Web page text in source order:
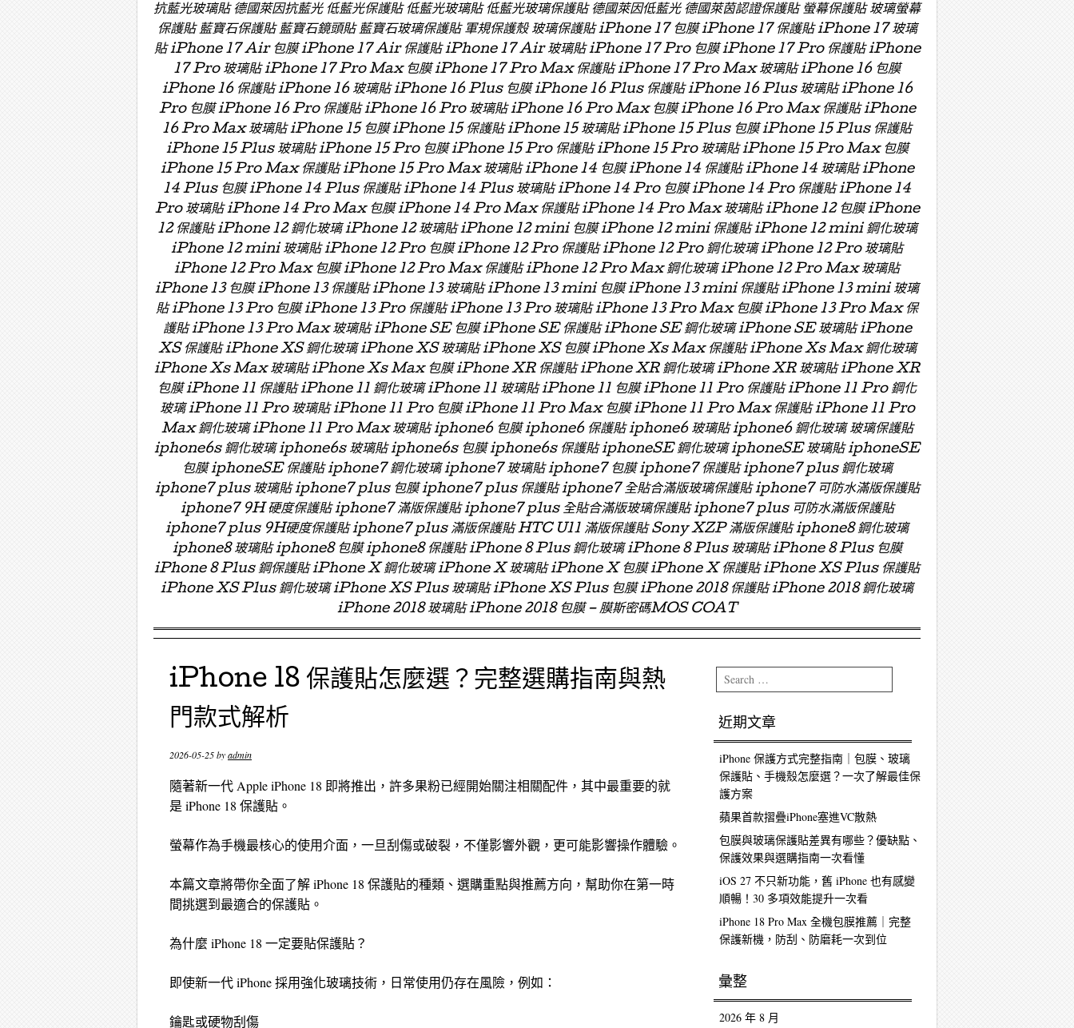
抗藍光玻璃貼 德國萊因抗藍光 低藍光保護貼 低藍光玻璃貼 低藍光玻璃保護貼 德國萊因低藍光 德國萊茵認證保護貼 螢幕保護貼 玻璃螢幕
保護貼 藍寶石保護貼 藍寶石鏡頭貼 藍寶石玻璃保護貼 軍規保護殼 玻璃保護貼 iPhone 17 包膜 iPhone 17 保護貼 iPhone 17 玻璃
貼 iPhone 17 Air 包膜 iPhone 17 Air 保護貼 iPhone 17 Air 玻璃貼 iPhone 17 Pro 包膜 iPhone 17 Pro 保護貼 iPhone
17 Pro 玻璃貼 iPhone 17 Pro Max 包膜 iPhone 17 Pro Max 保護貼 iPhone 17 Pro Max 玻璃貼 iPhone 16 包膜
iPhone 16 保護貼 iPhone 16 玻璃貼 iPhone 16 Plus 包膜 iPhone 16 Plus 保護貼 iPhone 16 Plus 玻璃貼 iPhone 16
Pro 包膜 iPhone 16 Pro 保護貼 iPhone 16 Pro 玻璃貼 iPhone 16 Pro Max 包膜 iPhone 16 Pro Max 保護貼 iPhone
16 Pro Max 玻璃貼 iPhone 15 包膜 iPhone 15 保護貼 iPhone 15 玻璃貼 iPhone 15 Plus 包膜 iPhone 15 Plus 保護貼
iPhone 15 Plus 玻璃貼 iPhone 15 Pro 包膜 iPhone 15 Pro 保護貼 iPhone 15 Pro 玻璃貼 iPhone 15 Pro Max 包膜
iPhone 15 Pro Max 保護貼 iPhone 15 Pro Max 玻璃貼 iPhone 14 包膜 iPhone 14 保護貼 iPhone 14 玻璃貼 iPhone
14 Plus 包膜 iPhone 14 Plus 保護貼 iPhone 14 Plus 玻璃貼 iPhone 14 Pro 包膜 iPhone 14 Pro 保護貼 iPhone 14
Pro 玻璃貼 iPhone 14 Pro Max 包膜 iPhone 14 Pro Max 保護貼 iPhone 14 Pro Max 玻璃貼 iPhone 12 包膜 iPhone
12 保護貼 iPhone 12 鋼化玻璃 iPhone 12 玻璃貼 iPhone 12 mini 包膜 iPhone 12 mini 保護貼 iPhone 12 mini 鋼化玻璃
iPhone 12 mini 玻璃貼 iPhone 12 Pro 包膜 iPhone 12 Pro 保護貼 iPhone 12 Pro 鋼化玻璃 iPhone 12 Pro 玻璃貼
iPhone 12 Pro Max 包膜 iPhone 12 Pro Max 保護貼 iPhone 12 Pro Max 鋼化玻璃 iPhone 12 Pro Max 玻璃貼
iPhone 13 包膜 iPhone 13 保護貼 iPhone 13 玻璃貼 iPhone 13 mini 包膜 iPhone 13 mini 保護貼 iPhone 13 mini 玻璃
貼 iPhone 13 Pro 包膜 iPhone 13 Pro 保護貼 iPhone 13 Pro 玻璃貼 iPhone 13 Pro Max 包膜 iPhone 13 Pro Max 保
護貼 iPhone 13 Pro Max 玻璃貼 iPhone SE 包膜 iPhone SE 保護貼 iPhone SE 鋼化玻璃 iPhone SE 玻璃貼 iPhone
XS 保護貼 iPhone XS 鋼化玻璃 iPhone XS 玻璃貼 iPhone XS 包膜 iPhone Xs Max 保護貼 iPhone Xs Max 鋼化玻璃
iPhone Xs Max 玻璃貼 iPhone Xs Max 包膜 iPhone XR 保護貼 iPhone XR 鋼化玻璃 iPhone XR 玻璃貼 iPhone XR
包膜 iPhone 11 保護貼 iPhone 11 鋼化玻璃 iPhone 11 玻璃貼 iPhone 11 包膜 iPhone 11 Pro 保護貼 iPhone 11 Pro 鋼化
玻璃 iPhone 11 Pro 玻璃貼 iPhone 11 Pro 包膜 iPhone 11 Pro Max 包膜 iPhone 11 Pro Max 保護貼 iPhone 11 Pro
Max 鋼化玻璃 iPhone 11 Pro Max 玻璃貼 iphone6 包膜 iphone6 保護貼 iphone6 玻璃貼 iphone6 鋼化玻璃 玻璃保護貼
iphone6s 鋼化玻璃 iphone6s 玻璃貼 iphone6s 包膜 iphone6s 保護貼 iphoneSE 鋼化玻璃 iphoneSE 玻璃貼 iphoneSE
包膜 iphoneSE 保護貼 iphone7 鋼化玻璃 iphone7 玻璃貼 iphone7 包膜 iphone7 保護貼 iphone7 plus 鋼化玻璃
iphone7 plus 玻璃貼 iphone7 plus 包膜 iphone7 plus 保護貼 iphone7 全貼合滿版玻璃保護貼 iphone7 可防水滿版保護貼
iphone7 9H 硬度保護貼 iphone7 滿版保護貼 iphone7 plus 全貼合滿版玻璃保護貼 iphone7 plus 可防水滿版保護貼
iphone7 plus 9H硬度保護貼 iphone7 plus 滿版保護貼 HTC U11 滿版保護貼 Sony XZP 滿版保護貼 iphone8 鋼化玻璃
iphone8 玻璃貼 iphone8 包膜 iphone8 保護貼 iPhone 8 Plus 鋼化玻璃 iPhone 8 Plus 玻璃貼 iPhone 8 Plus 包膜
iPhone 8 Plus 鋼保護貼 iPhone X 鋼化玻璃 iPhone X 玻璃貼 iPhone X 包膜 iPhone X 保護貼 iPhone XS Plus 保護貼
iPhone XS Plus 鋼化玻璃 iPhone XS Plus 玻璃貼 iPhone XS Plus 包膜 iPhone 2018 保護貼 iPhone 2018 鋼化玻璃
iPhone 2018 玻璃貼 iPhone 2018 包膜 – 膜斯密碼MOS COAT
iPhone 18 保護貼怎麼選？完整選購指南與熱
門款式解析
2026-05-25byadmin
隨著新一代 Apple iPhone 18 即將推出，許多果粉已經開始關注相關配件，其中最重要的就
是 iPhone 18 保護貼。
螢幕作為手機最核心的使用介面，一旦刮傷或破裂，不僅影響外觀，更可能影響操作體驗。
本篇文章將帶你全面了解 iPhone 18 保護貼的種類、選購重點與推薦方向，幫助你在第一時
間挑選到最適合的保護貼。
為什麼 iPhone 18 一定要貼保護貼？
即使新一代 iPhone 採用強化玻璃技術，日常使用仍存在風險，例如：
鑰匙或硬物刮傷
Search
近期文章
iPhone 保護方式完整指南｜包膜、玻璃
保護貼、手機殼怎麼選？一次了解最佳保
護方案
蘋果首款摺疊iPhone塞進VC散熱
包膜與玻璃保護貼差異有哪些？優缺點、
保護效果與選購指南一次看懂
iOS 27 不只新功能，舊 iPhone 也有感變
順暢！30 多項效能提升一次看
iPhone 18 Pro Max 全機包膜推薦｜完整
保護新機，防刮、防磨耗一次到位
彙整
2026 年 8 月